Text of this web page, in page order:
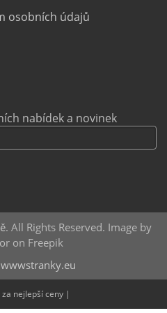
(BER) je hlavním
pro cestovatele mířící do
bez omezení, pronájem
osobních údajů
nabídek a novinek
. All Rights Reserved. Image by
on Freepik
wwwstranky.eu
za nejlepší ceny |